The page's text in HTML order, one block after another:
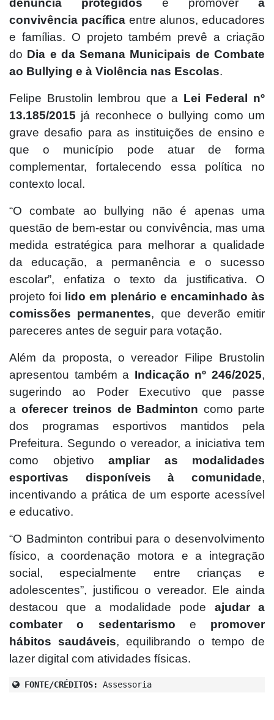
denúncia protegidos e promover a
convivência pacífica entre alunos, educadores
e famílias. O projeto também prevê a criação
do Dia e da Semana Municipais de Combate
ao Bullying e à Violência nas Escolas.
Felipe Brustolin lembrou que a Lei Federal nº
13.185/2015 já reconhece o bullying como um
grave desafio para as instituições de ensino e
que o município pode atuar de forma
complementar, fortalecendo essa política no
contexto local.
“O combate ao bullying não é apenas uma
questão de bem-estar ou convivência, mas uma
medida estratégica para melhorar a qualidade
da educação, a permanência e o sucesso
escolar”, enfatiza o texto da justificativa. O
projeto foi lido em plenário e encaminhado às
comissões permanentes, que deverão emitir
pareceres antes de seguir para votação.
Além da proposta, o vereador Filipe Brustolin
apresentou também a Indicação nº 246/2025,
sugerindo ao Poder Executivo que passe
a oferecer treinos de Badminton como parte
dos programas esportivos mantidos pela
Prefeitura. Segundo o vereador, a iniciativa tem
como objetivo ampliar as modalidades
esportivas disponíveis à comunidade,
incentivando a prática de um esporte acessível
e educativo.
“O Badminton contribui para o desenvolvimento
físico, a coordenação motora e a integração
social, especialmente entre crianças e
adolescentes”, justificou o vereador. Ele ainda
destacou que a modalidade pode ajudar a
combater o sedentarismo e promover
hábitos saudáveis, equilibrando o tempo de
lazer digital com atividades físicas.
FONTE/CRÉDITOS: Assessoria